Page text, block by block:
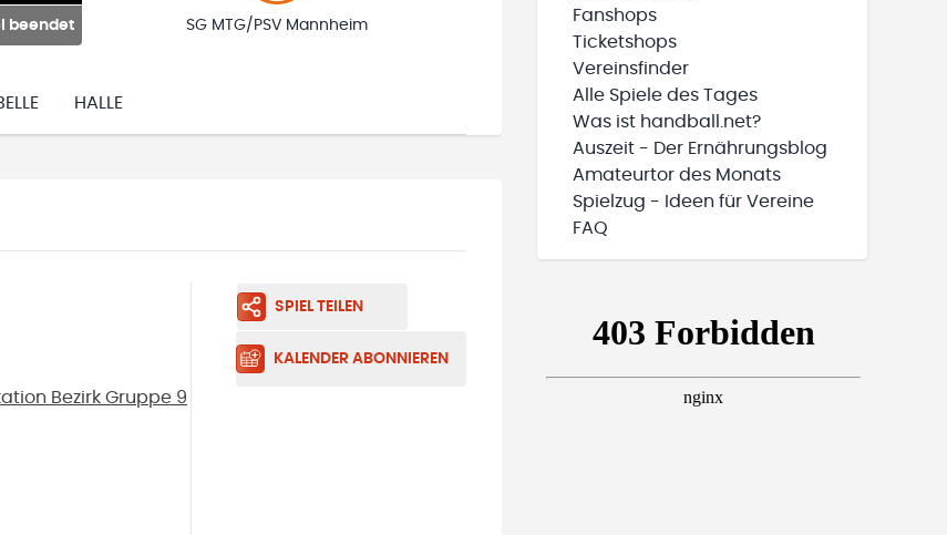
beendet SG MTG/PSV Mannheim
HALLE
Bezirk Gruppe 9
SPIEL TEILEN
KALENDER ABONNIEREN
Fanshops
Ticketshops
Vereinsfinder
Alle Spiele des Tages
Was ist handball.net?
Auszeit - Der Ernährungsblog
Amateurtor des Monats
Spielzug - Ideen für Vereine
FAQ